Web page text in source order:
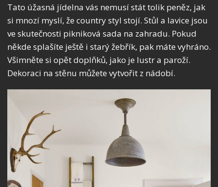
Tato úžasná jídelna vás nemusí stát tolik peněz, jak
si mnozí myslí, že country styl stojí. Stůl a lavice jsou
ve skutečnosti pikniková sada na zahradu. Pokud
někde splašíte ještě i starý žebřík, pak máte vyhráno.
Všimněte si opět doplňků, jako je lustr a paroží.
Dekoraci na stěnu můžete vytvořit z nádobí.